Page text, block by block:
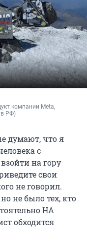
компании Meta,
в РФ)
думают, что я
с
на гору
свои
не говорил.
не было тех, кто
НА
обходится